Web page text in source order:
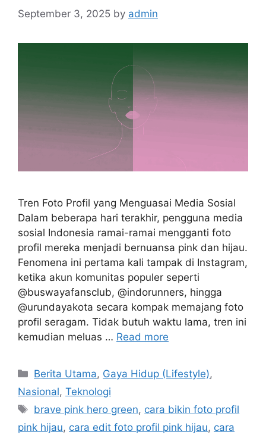
September 3, 2025 by admin
Tren Foto Profil yang Menguasai Media Sosial
Dalam beberapa hari terakhir, pengguna media
sosial Indonesia ramai-ramai mengganti foto
profil mereka menjadi bernuansa pink dan hijau.
Fenomena ini pertama kali tampak di Instagram,
ketika akun komunitas populer seperti
@buswayafansclub, @indorunners, hingga
@urundayakota secara kompak memajang foto
profil seragam. Tidak butuh waktu lama, tren ini
kemudian meluas … Read more
C
a
e
g
Berita Utama, Gaya Hidup (Lifestyle),
Nasional, Teknologi
T
a
brave pink hero green, cara bikin foto profil
pink hijau, cara edit foto profil pink hijau, cara